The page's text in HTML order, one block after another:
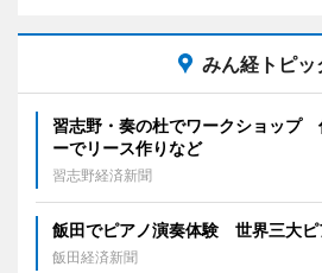
みん経トピッ
習志野・奏の杜でワークショップ
ーでリース作りなど
習志野経済新聞
飯田でピアノ演奏体験 世界三大ピ
飯田経済新聞